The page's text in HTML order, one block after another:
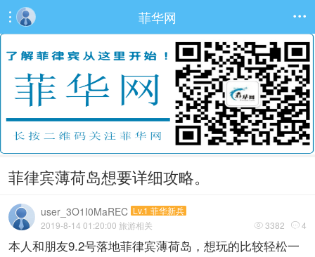
 菲华网 
菲律宾薄荷岛想要详细攻略。
user_3O1I0MaREC Lv.1 菲华新兵
 3382  4
2019-8-14 01:20:00 旅游相关
本人和朋友9.2号落地菲律宾薄荷岛，想玩的比较轻松一